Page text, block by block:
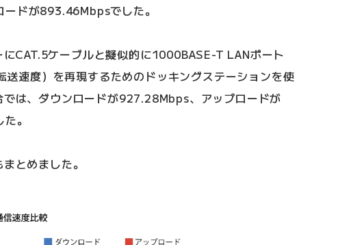
ドが893.46Mbpsでした。
CAT.5ケーブルと擬似的に1000BASE-T LANポート
送速度）を再現するためのドッキングステーションを使
では、ダウンロードが927.28Mbps、アップロードが
。
とめました。